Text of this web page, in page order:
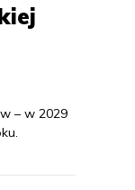
– w 2029